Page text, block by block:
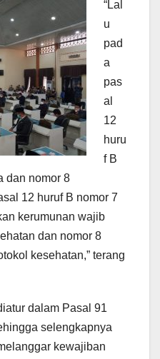
“Lal
u
pad
a
pas
al
12
huru
f B
dan nomor 8
12 huruf B nomor 7
kerumunan wajib
dan nomor 8
kesehatan,” terang
dalam Pasal 91
selengkapnya
kewajiban